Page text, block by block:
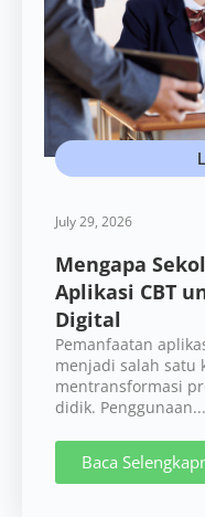
July 29, 2026
Mengapa
Aplikasi CBT
Digital
Pemanfaatan
menjadi salah satu
mentransformasi
didik. Penggunaan...
Baca